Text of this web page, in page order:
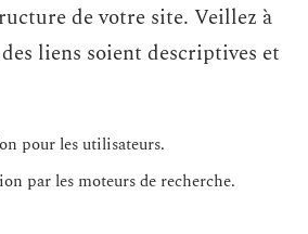
de votre site. Veillez à
liens soient descriptives et
pour les utilisateurs.
par les moteurs de recherche.